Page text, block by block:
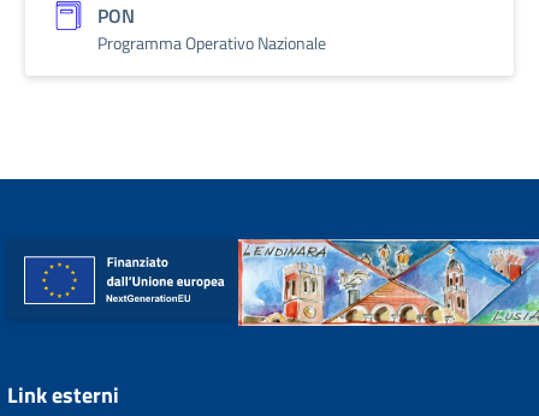
PON
Programma Operativo Nazionale
Link esterni